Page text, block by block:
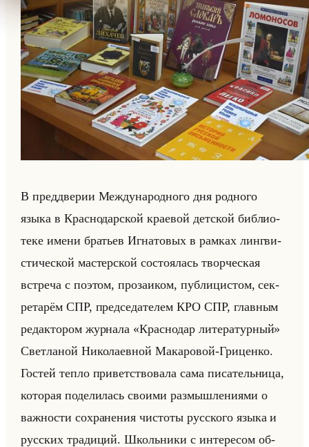
В пред­две­рии Меж­ду­на­род­но­го дня род­но­го
языка в Крас­но­дар­ской кра­евой дет­ской биб­лио­
те­ке имени бра­тьев Иг­на­то­вых в рам­ках линг­ви­
сти­че­ской ма­стер­ской со­сто­ялась твор­че­ская
встре­ча с по­этом, про­за­иком, пуб­ли­ци­стом, сек­
ре­та­рём СПР, пред­се­да­те­лем КРО СПР, глав­ным
ре­дак­то­ром жур­на­ла «Краснодар литературный»
Свет­ла­ной Ни­ко­ла­ев­ной Ма­ка­ро­вой-Гри­цен­ко.
Го­стей тепло при­вет­ство­ва­ла сама пи­са­тельни­ца,
ко­то­рая по­де­ли­лась сво­ими раз­мыш­ле­ни­ями о
важ­но­сти со­хра­не­ния чи­сто­ты рус­ско­го языка и
рус­ских тра­ди­ций. Школьни­ки с ин­те­ре­сом об­